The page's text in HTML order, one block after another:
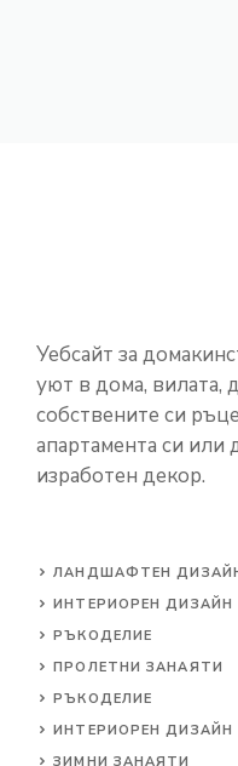
Уебсайт за
уют в дома, вилата,
собствените си
апартамента си или
изработен декор.
ЛАНДШАФТЕН
ИНТЕРИОРЕН ДИЗАЙН
РЪКОДЕЛИЕ
ПРОЛЕТНИ ЗАНАЯТИ
РЪКОДЕЛИЕ
ИНТЕРИОРЕН ДИЗАЙН
ЗИМНИ ЗАНАЯТИ